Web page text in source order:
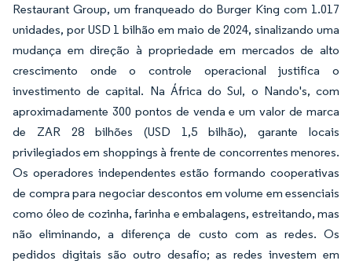
Restaurant Group, um franqueado do Burger King com 1.017
unidades, por USD 1 bilhão em maio de 2024, sinalizando uma
mudança em direção à propriedade em mercados de alto
crescimento onde o controle operacional justifica o
investimento de capital. Na África do Sul, o Nando's, com
aproximadamente 300 pontos de venda e um valor de marca
de ZAR 28 bilhões (USD 1,5 bilhão), garante locais
privilegiados em shoppings à frente de concorrentes menores.
Os operadores independentes estão formando cooperativas
de compra para negociar descontos em volume em essenciais
como óleo de cozinha, farinha e embalagens, estreitando, mas
não eliminando, a diferença de custo com as redes. Os
pedidos digitais são outro desafio; as redes investem em